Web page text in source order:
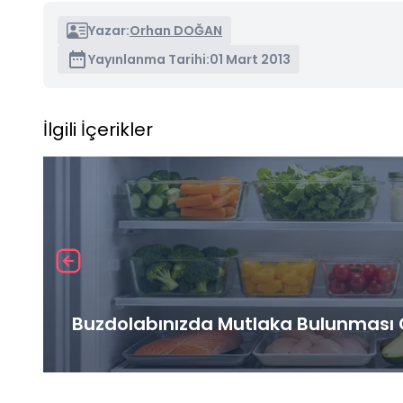
Yazar:Orhan DOĞAN
Yayınlanma Tarihi:01 Mart 2013
İlgili İçerikler
Buzdolabınızda Mutlaka Bulunması